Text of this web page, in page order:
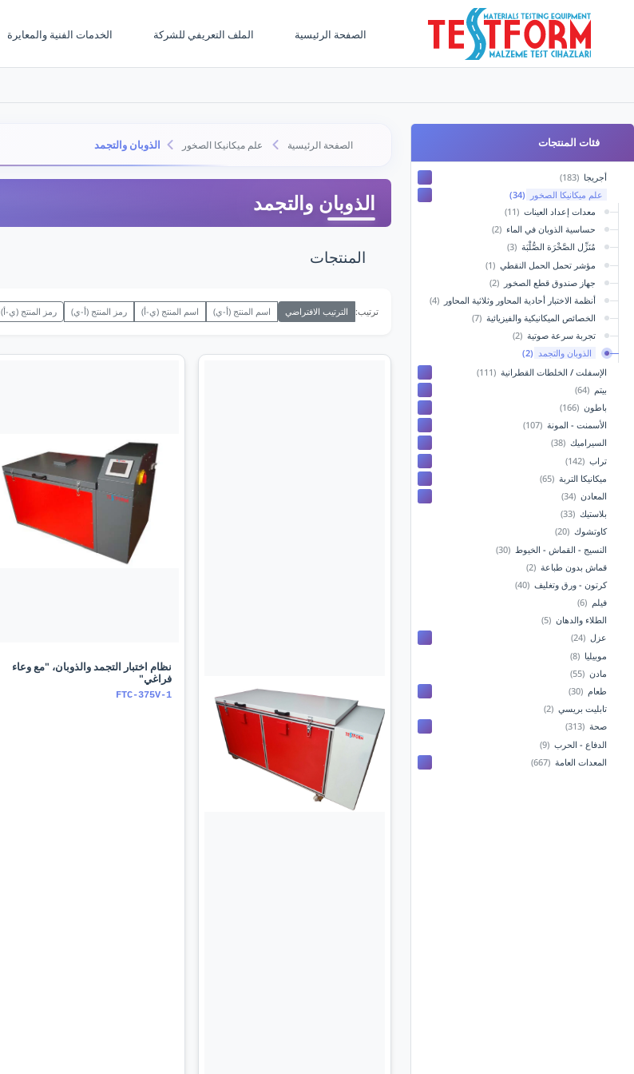
الصفحة الرئيسية الملف التعريفي للشركة الخدمات الفنية والمعايرة
فئات المنتجات
أجريجا (183)
علم ميكانيكا الصخور
(34)
معدات إعداد العينات (11)
حساسية الذوبان في الماء (2)
مُنَزِّل الصَّخْرَة الصُّلْبَة (3)
مؤشر تحمل الحمل النقطي (1)
جهاز صندوق قطع الصخور (2)
أنظمة الاختبار أحادية المحاور وثلاثية المحاور (4)
الخصائص الميكانيكية والفيزيائية (7)
تجربة سرعة صوتية (2)
الذوبان والتجمد (2)
الإسفلت / الخلطات القطرانية (111)
بيتم (64)
باطون (166)
الأسمنت - المونة (107)
السيراميك (38)
تراب (142)
ميكانيكا التربة (65)
المعادن (34)
بلاستيك (33)
كاوتشوك (20)
النسيج - القماش - الخيوط (30)
قماش بدون طباعة (2)
كرتون - ورق وتغليف (40)
فيلم (6)
الطلاء والدهان (5)
عزل (24)
موبيليا (8)
مادن (55)
طعام (30)
تابليت بريسي (2)
صحة (313)
الدفاع - الحرب (9)
المعدات العامة (667)
الصفحة الرئيسية علم ميكانيكا الصخور الذوبان والتجمد
الذوبان والتجمد
المنتجات
ترتيب: الترتيب الافتراضي اسم المنتج (أ-ي) اسم المنتج (ي-أ) رمز المنتج (أ-ي) رمز المنتج (ي-أ)
نظام اختبار التجمد والذوبان، "مع وعاء
فراغي"
FTC-375V-1